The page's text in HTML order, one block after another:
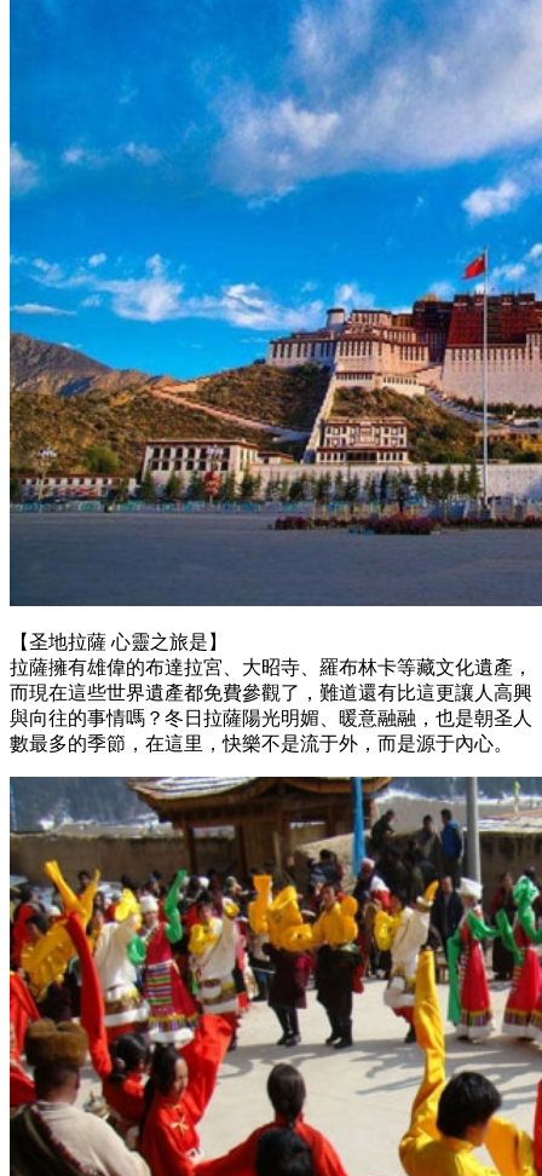
【圣地拉薩 心靈之旅是】
拉薩擁有雄偉的布達拉宮、大昭寺、羅布林卡等藏文化遺產，
而現在這些世界遺產都免費參觀了，難道還有比這更讓人高興
與向往的事情嗎？冬日拉薩陽光明媚、暖意融融，也是朝圣人
數最多的季節，在這里，快樂不是流于外，而是源于內心。